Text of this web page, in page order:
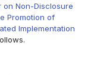
on Non-Disclosure
Promotion of
Implementation